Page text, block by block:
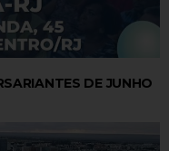
DE JUNHO